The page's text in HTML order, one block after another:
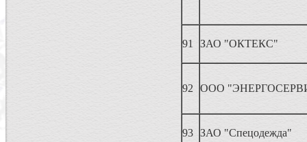
91 ЗАО "ОКТЕКС"
92 ООО
93 ЗАО "Спецодежда"